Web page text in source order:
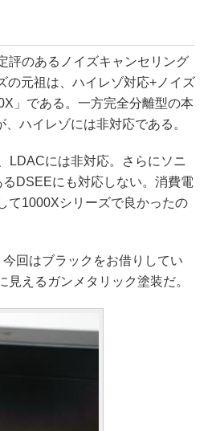
のあるノイズキャンセリング
の元祖は、ハイレゾ対応+ノイズ
」である。一方完全分離型の本
ハイレゾには非対応である。
には非対応。さらにソニ
DSEEにも対応しない。消費電
て1000Xシリーズで良かったの
回はブラックをお借りしてい
えるガンメタリック塗装だ。